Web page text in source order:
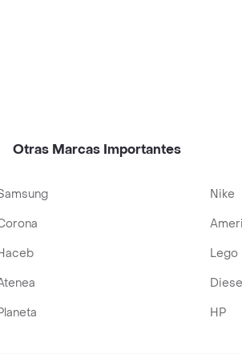
Otras Marcas Importantes
Nike
Lego
HP